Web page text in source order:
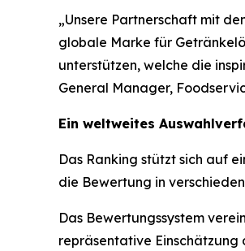
„Unsere Partnerschaft mit
globale Marke für
unterstützen, welche die
General Manager,
Ein weltweites
Das Ranking stützt sich auf
die Bewertung in
Das Bewertungssystem
repräsentative Einschätzung